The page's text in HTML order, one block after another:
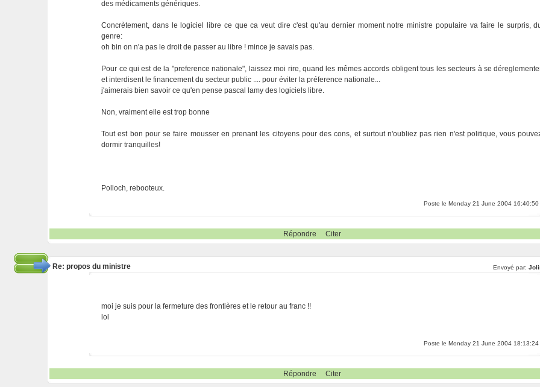
des médicaments génériques.
Concrètement, dans le logiciel libre ce que ca veut dire c'est qu'au dernier moment notre ministre populaire va faire le surpris,
genre:
oh bin on n'a pas le droit de passer au libre ! mince je savais pas.
Pour ce qui est de la "preference nationale", laissez moi rire, quand les mêmes accords obligent tous les secteurs à se
et interdisent le financement du secteur public .... pour éviter la préference nationale...
j'aimerais bien savoir ce qu'en pense pascal lamy des logiciels libre.
Non, vraiment elle est trop bonne
Tout est bon pour se faire mousser en prenant les citoyens pour des cons, et surtout n'oubliez pas rien n'est politique, vous
dormir tranquilles!
Polloch, rebooteux.
Poste le Monday 21 June 2004 16:40:50
Répondre Citer
Re: propos du ministre Envoyé par:
moi je suis pour la fermeture des frontières et le retour au franc !!
lol
Poste le Monday 21 June 2004 18:13:24
Répondre Citer